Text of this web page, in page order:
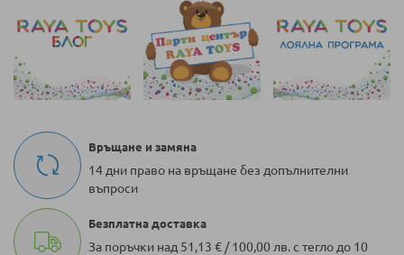
Връщане и замяна
14 дни право на връщане без допълнителни
въпроси
Безплатна доставка
За поръчки над 51,13 € / 100,00 лв. с тегло до 10